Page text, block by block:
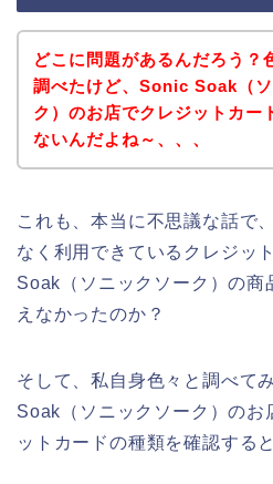
どこに問題があるんだろう？
調べたけど、Sonic Soak（
ク）のお店でクレジットカー
ないんだよね～、、、
これも、本当に不思議な話で
なく利用できているクレジッ
Soak（ソニックソーク）の商
えなかったのか？
そして、私自身色々と調べて
Soak（ソニックソーク）のお
ットカードの種類を確認する